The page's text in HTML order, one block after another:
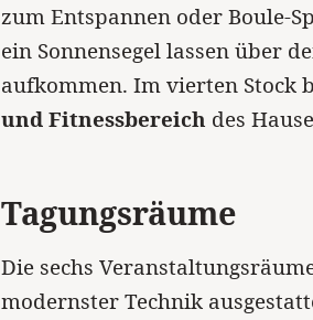
zum Entspannen oder Boule-
ein Sonnensegel lassen über
aufkommen. Im vierten Stock
und Fitnessbereich des
Tagungsräume
Die sechs
modernster Technik